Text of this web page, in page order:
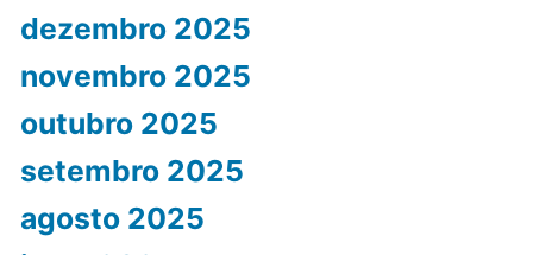
dezembro 2025
novembro 2025
outubro 2025
setembro 2025
agosto 2025